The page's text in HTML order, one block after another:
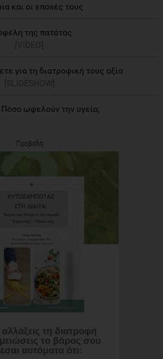
και οι εποχές τους
της πατάτας
[VIDEO]
για τη διατροφική τους αξία
[SLIDESHOW]
ωφελούν την υγεία;
Προβολή